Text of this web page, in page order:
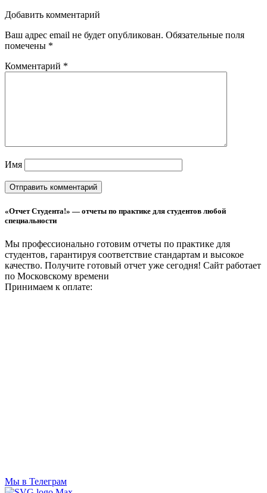
Добавить комментарий
Ваш адрес email не будет опубликован. Обязательные поля
помечены *
Комментарий *
Имя
«Отчет Студента!» — отчеты по практике для студентов любой
специальности
Мы профессионально готовим отчеты по практике для
студентов, гарантируя соответствие стандартам и высокое
качество. Получите готовый отчет уже сегодня! Сайт работает
по Московскому времени
Принимаем к оплате:
Мы в Телеграм